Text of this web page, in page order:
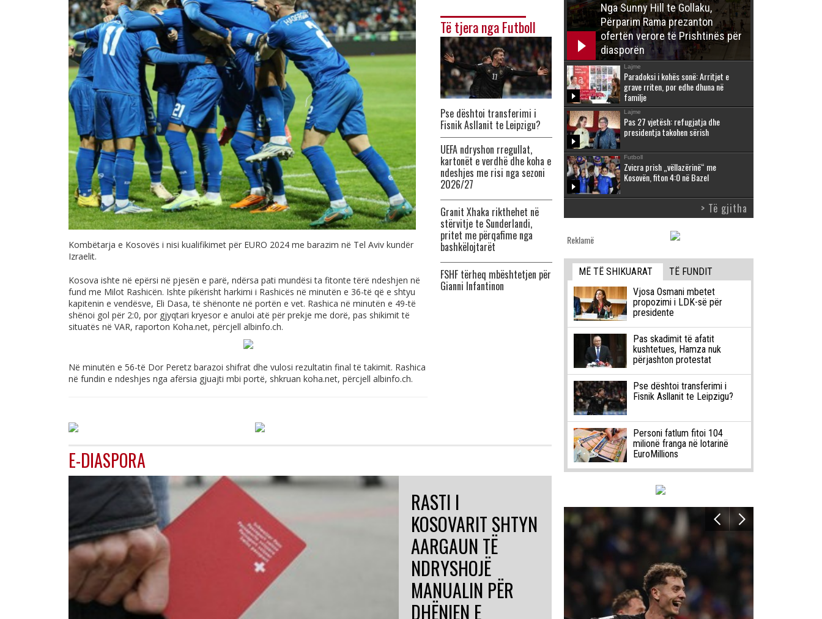
Kombëtarja e Kosovës i nisi kualifikimet për EURO 2024 me barazim në Tel Aviv kundër
Izraelit.
Kosova ishte në epërsi në pjesën e parë, ndërsa pati mundësi ta fitonte tërë ndeshjen në
fund me Milot Rashicën. Ishte pikërisht harkimi i Rashicës në minutën e 36-të që e shtyu
kapitenin e vendësve, Eli Dasa, të shënonte në portën e vet. Rashica në minutën e 49-të
shënoi gol për 2:0, por gjyqtari kryesor e anuloi atë për prekje me dorë, pas shikimit të
situatës në VAR, raporton Koha.net, përcjell albinfo.ch.
Në minutën e 56-të Dor Peretz barazoi shifrat dhe vulosi rezultatin final të takimit. Rashica
në fundin e ndeshjes nga afërsia gjuajti mbi portë, shkruan koha.net, përcjell albinfo.ch.
Të tjera nga Futboll
Pse dështoi transferimi i
Fisnik Asllanit te Leipzigu?
UEFA ndryshon rregullat,
kartonët e verdhë dhe koha e
ndeshjes me risi nga sezoni
2026/27
Granit Xhaka rikthehet në
stërvitje te Sunderlandi,
pritet me përqafime nga
bashkëlojtarët
FSHF tërheq mbështetjen për
Gianni Infantinon
E-DIASPORA
RASTI I
KOSOVARIT SHTYN
AARGAUN TË
NDRYSHOJË
MANUALIN PËR
DHËNIEN E
Nga Sunny Hill te Gollaku,
Përparim Rama prezanton
ofertën verore të Prishtinës për
diasporën
Lajme
Paradoksi i kohës sonë: Arritjet e
grave rriten, por edhe dhuna në
familje
Lajme
Pas 27 vjetësh: refugjatja dhe
presidentja takohen sërish
Futboll
Zvicra prish „vëllazërinë“ me
Kosovën, fiton 4:0 në Bazel
> Të gjitha
Reklamë
MË TË SHIKUARAT
TË FUNDIT
Vjosa Osmani mbetet
propozimi i LDK-së për
presidente
Pas skadimit të afatit
kushtetues, Hamza nuk
përjashton protestat
Pse dështoi transferimi i
Fisnik Asllanit te Leipzigu?
Personi fatlum fitoi 104
milionë franga në lotarinë
EuroMillions